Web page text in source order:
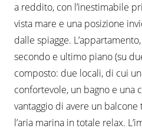
a reddito, con l’inestimabile
vista mare e una posizione
dalle spiagge.
secondo e ultimo piano (su
composto: due locali, di cui
confortevole, un bagno e una
vantaggio di avere un
l’aria marina in totale relax.